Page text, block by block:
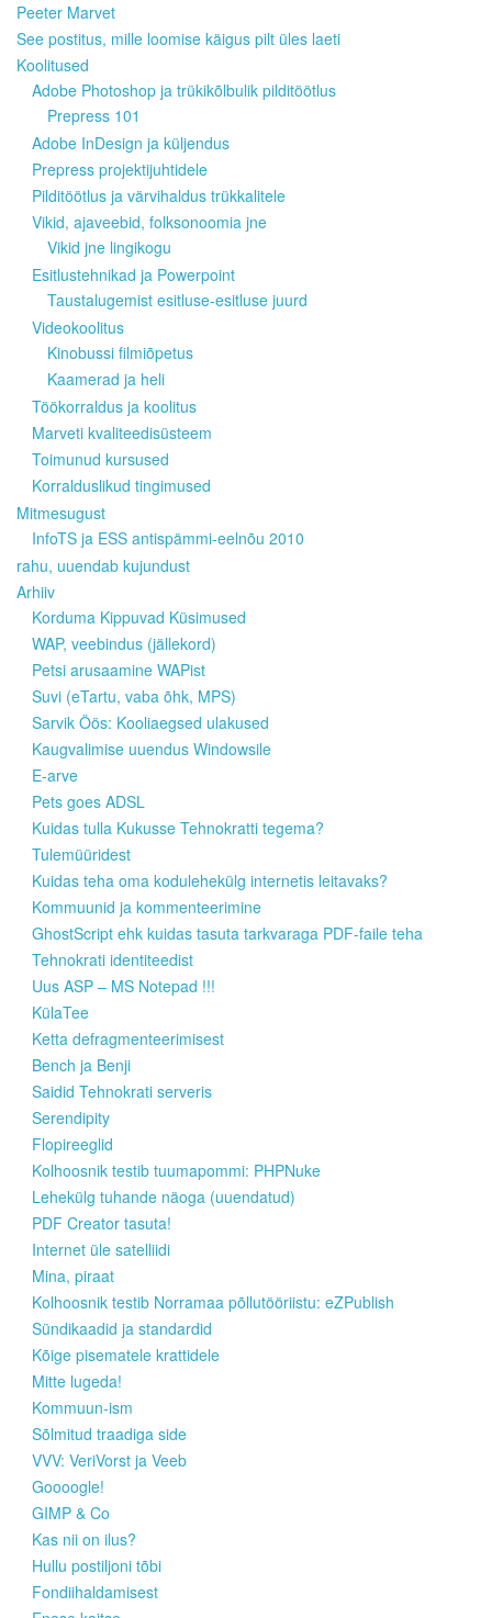
Peeter Marvet
See postitus, mille loomise käigus pilt üles laeti
Koolitused
Adobe Photoshop ja trükikõlbulik pilditöötlus
Prepress 101
Adobe InDesign ja küljendus
Prepress projektijuhtidele
Pilditöötlus ja värvihaldus trükkalitele
Vikid, ajaveebid, folksonoomia jne
Vikid jne lingikogu
Esitlustehnikad ja Powerpoint
Taustalugemist esitluse-esitluse juurd
Videokoolitus
Kinobussi filmiõpetus
Kaamerad ja heli
Töökorraldus ja koolitus
Marveti kvaliteedisüsteem
Toimunud kursused
Korralduslikud tingimused
Mitmesugust
InfoTS ja ESS antispämmi-eelnõu 2010
rahu, uuendab kujundust
Arhiiv
Korduma Kippuvad Küsimused
WAP, veebindus (jällekord)
Petsi arusaamine WAPist
Suvi (eTartu, vaba õhk, MPS)
Sarvik Öös: Kooliaegsed ulakused
Kaugvalimise uuendus Windowsile
E-arve
Pets goes ADSL
Kuidas tulla Kukusse Tehnokratti tegema?
Tulemüüridest
Kuidas teha oma kodulehekülg internetis leitavaks?
Kommuunid ja kommenteerimine
GhostScript ehk kuidas tasuta tarkvaraga PDF-faile teha
Tehnokrati identiteedist
Uus ASP – MS Notepad !!!
KülaTee
Ketta defragmenteerimisest
Bench ja Benji
Saidid Tehnokrati serveris
Serendipity
Flopireeglid
Kolhoosnik testib tuumapommi: PHPNuke
Lehekülg tuhande näoga (uuendatud)
PDF Creator tasuta!
Internet üle satelliidi
Mina, piraat
Kolhoosnik testib Norramaa põllutööriistu: eZPublish
Sündikaadid ja standardid
Kõige pisematele krattidele
Mitte lugeda!
Kommuun-ism
Sõlmitud traadiga side
VVV: VeriVorst ja Veeb
Goooogle!
GIMP & Co
Kas nii on ilus?
Hullu postiljoni tõbi
Fondiihaldamisest